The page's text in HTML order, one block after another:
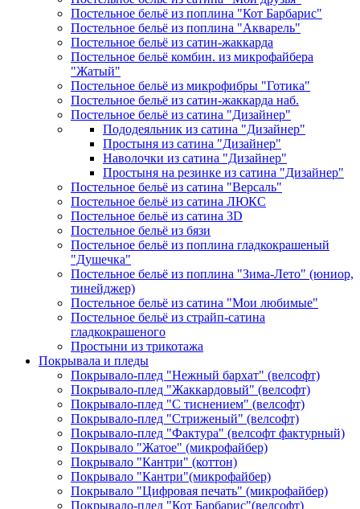
Постельное бельё из поплина "Кот Барбарис"
Постельное бельё из поплина "Акварель"
Постельное бельё из сатин-жаккарда
Постельное бельё комбин. из микрофайбера
"Жатый"
Постельное бельё из микрофибры "Готика"
Постельное бельё из сатин-жаккарда наб.
Постельное бельё из сатина "Дизайнер"
Пододеяльник из сатина "Дизайнер"
Простыня из сатина "Дизайнер"
Наволочки из сатина "Дизайнер"
Простыня на резинке из сатина "Дизайнер"
Постельное бельё из сатина "Версаль"
Постельное бельё из сатина ЛЮКС
Постельное бельё из сатина 3D
Постельное бельё из бязи
Постельное бельё из поплина гладкокрашеный
"Душечка"
Постельное бельё из поплина "Зима-Лето" (юниор,
тинейджер)
Постельное бельё из сатина "Мои любимые"
Постельное бельё из страйп-сатина
гладкокрашеного
Простыни из трикотажа
Покрывала и пледы
Покрывало-плед "Нежный бархат" (велсофт)
Покрывало-плед "Жаккардовый" (велсофт)
Покрывало-плед "С тиснением" (велсофт)
Покрывало-плед "Стриженый" (велсофт)
Покрывало-плед "Фактура" (велсофт фактурный)
Покрывало "Жатое" (микрофайбер)
Покрывало "Кантри" (коттон)
Покрывало "Кантри"(микрофайбер)
Покрывало "Цифровая печать" (микрофайбер)
Покрывало-плед "Кот Барбарис"(велсофт)